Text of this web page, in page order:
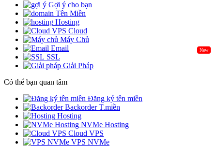
Gợi ý cho bạn
Tên Miền
Hosting
Cloud
Máy Chủ
New
Email
SSL
Giải Pháp
Có thể bạn quan tâm
Đăng ký tên miền
Backorder T.miền
Hosting
NVMe Hosting
Cloud VPS
VPS NVMe